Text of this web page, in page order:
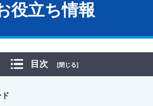
役立ち情報
目次 [閉じる]